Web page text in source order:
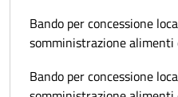
Bando per concessione
somministrazione alimenti
Bando per concessione